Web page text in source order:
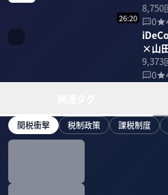
8,750
0
26:20
×山
9,373
0
関税衝撃 税制政策 課税制度